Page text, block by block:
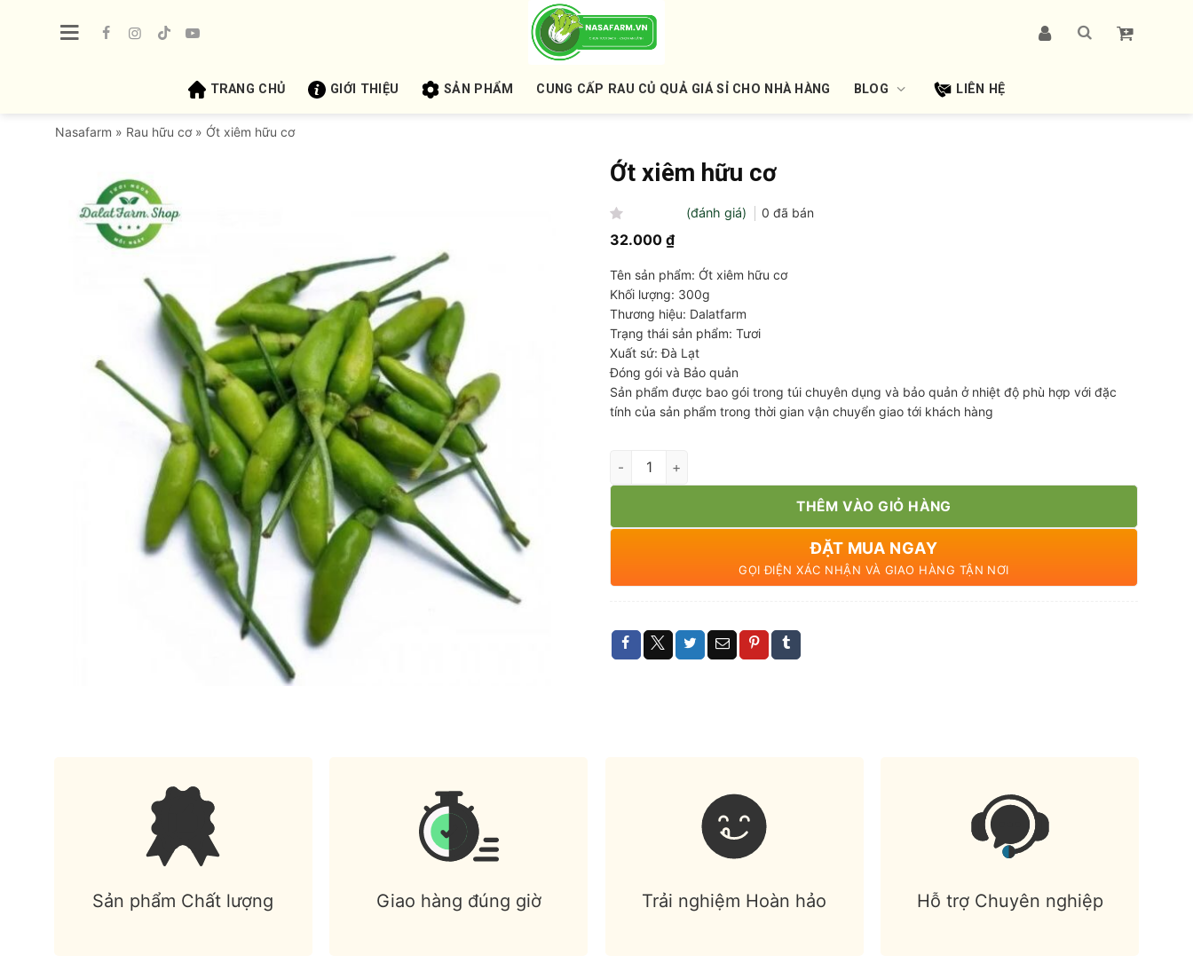
TRANG CHỦ GIỚI THIỆU SẢN PHẨM CUNG CẤP RAU CỦ QUẢ GIÁ SỈ CHO NHÀ HÀNG BLOG LIÊN HỆ
Nasafarm » Rau hữu cơ» Ớt xiêm hữu cơ
Ớt xiêm hữu cơ
Được
xếp
0
5
sao
(đánh giá) 0 đã bán
32.000 ₫
Tên sản phẩm: Ớt xiêm hữu cơ
Khối lượng: 300g
Thương hiệu: Dalatfarm
Trạng thái sản phẩm: Tươi
Xuất sứ: Đà Lạt
Đóng gói và Bảo quản
Sản phẩm được bao gói trong túi chuyên dụng và bảo quản ở nhiệt độ phù hợp với đặc
tính của sản phẩm trong thời gian vận chuyển giao tới khách hàng
Ớt xiêm hữu cơ số lượng
THÊM VÀO GIỎ HÀNG
ĐẶT MUA NGAY
GỌI ĐIỆN XÁC NHẬN VÀ GIAO HÀNG TẬN NƠI
Sản phẩm Chất lượng Giao hàng đúng giờ Trải nghiệm Hoàn hảo Hỗ trợ Chuyên nghiệp